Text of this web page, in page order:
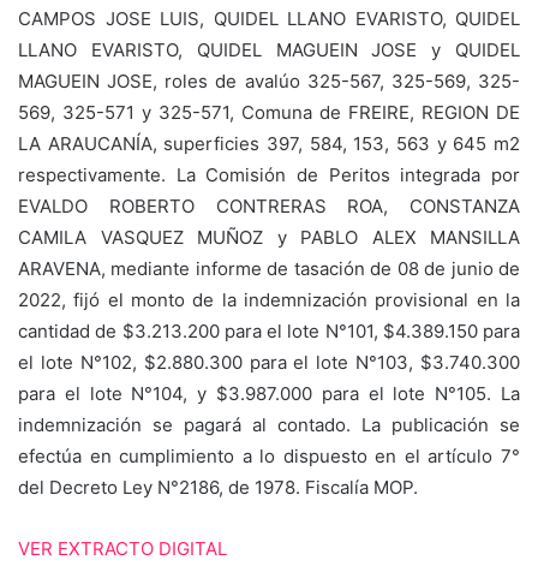
CAMPOS JOSE LUIS, QUIDEL LLANO EVARISTO, QUIDEL
LLANO EVARISTO, QUIDEL MAGUEIN JOSE y QUIDEL
MAGUEIN JOSE, roles de avalúo 325-567, 325-569, 325-
569, 325-571 y 325-571, Comuna de FREIRE, REGION DE
LA ARAUCANÍA, superficies 397, 584, 153, 563 y 645 m2
respectivamente. La Comisión de Peritos integrada por
EVALDO ROBERTO CONTRERAS ROA, CONSTANZA
CAMILA VASQUEZ MUÑOZ y PABLO ALEX MANSILLA
ARAVENA, mediante informe de tasación de 08 de junio de
2022, fijó el monto de la indemnización provisional en la
cantidad de $3.213.200 para el lote N°101, $4.389.150 para
el lote N°102, $2.880.300 para el lote N°103, $3.740.300
para el lote N°104, y $3.987.000 para el lote N°105. La
indemnización se pagará al contado. La publicación se
efectúa en cumplimiento a lo dispuesto en el artículo 7°
del Decreto Ley N°2186, de 1978. Fiscalía MOP.
VER EXTRACTO DIGITAL